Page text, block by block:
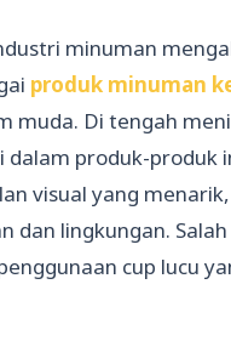
minuman
produk minuman
muda. Di tengah
dalam produk-
visual yang
dan lingkungan.
cup lucu